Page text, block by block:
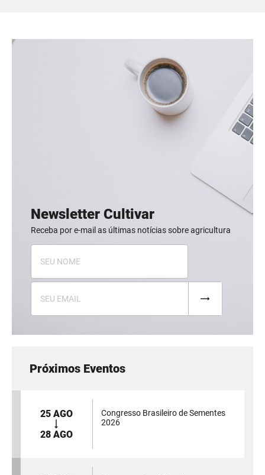
Newsletter Cultivar
Receba por e-mail as últimas notícias sobre agricultura
Próximos Eventos
25 AGO
28 AGO
Congresso Brasileiro de Sementes
2026